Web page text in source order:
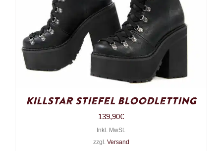
Killstar Stiefel Bloodletting
139,90€
Inkl. MwSt.
zzgl. Versand